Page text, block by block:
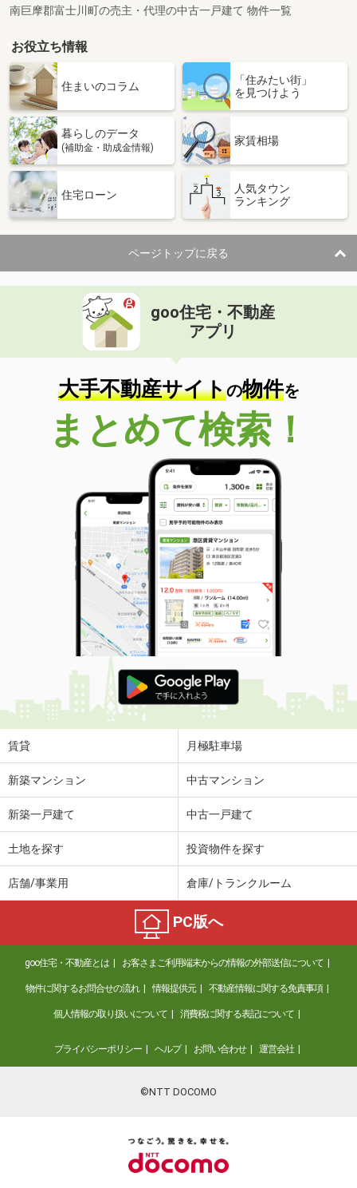
南巨摩郡富士川町の売主・代理の中古一戸建て 物件一覧
お役立ち情報
住まいのコラム
「住みたい街」
を見つけよう
暮らしのデータ
(補助金・助成金情報)
家賃相場
住宅ローン
人気タウン
ランキング
ページトップに戻る
goo住宅・不動産
アプリ
大手不動産サイトの物件を
まとめて検索！
賃貸 月極駐車場
新築マンション 中古マンション
新築一戸建て 中古一戸建て
土地を探す 投資物件を探す
店舗/事業用 倉庫/トランクルーム
PC版へ
goo住宅・不動産とは お客さまご利用端末からの情報の外部送信について
物件に関するお問合せの流れ 情報提供元 不動産情報に関する免責事項
個人情報の取り扱いについて 消費税に関する表記について
プライバシーポリシー ヘルプ お問い合わせ 運営会社
©NTT DOCOMO